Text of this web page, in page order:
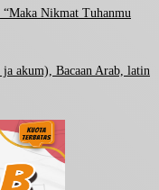
Nikmat Tuhanmu
akum), Bacaan Arab, latin